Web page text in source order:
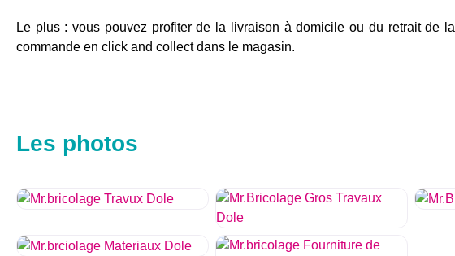
Le plus : vous pouvez profiter de la livraison à domicile ou du retrait de la
commande en click and collect dans le magasin.
Les photos